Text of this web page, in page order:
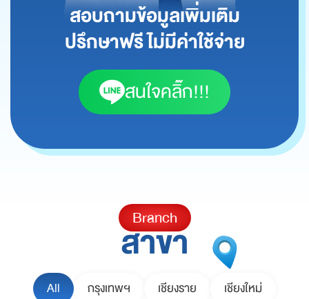
สอบถามข้อมูลเพิ่มเติม
ปรึกษาฟรี ไม่มีค่าใช้จ่าย
สนใจคลิ๊ก!!!
Branch
สาขา
All กรุงเทพฯ เชียงราย
เชียงใหม่